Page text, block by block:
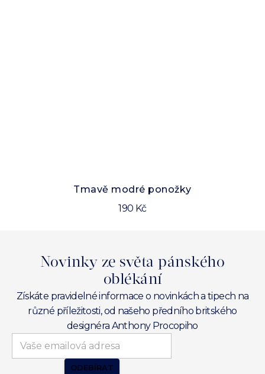
Tmavě modré ponožky
190 Kč
Novinky ze světa pánského
oblékání
Získáte pravidelné informace o novinkách a tipech na
různé příležitosti, od našeho předního britského
designéra Anthony Procopiho
ODEBÍRAT